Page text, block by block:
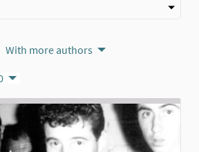
With more authors